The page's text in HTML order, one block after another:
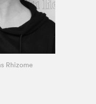
Rhizome